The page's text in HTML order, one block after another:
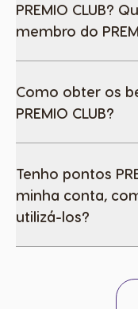
PREMIO CLUB?
membro do
Como obter os
PREMIO CLUB?
Tenho pontos
minha conta,
utilizá-los?